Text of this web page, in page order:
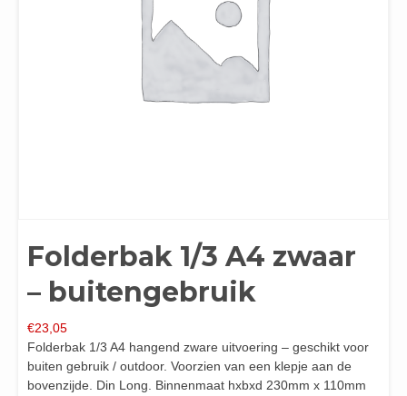
Folderbak 1/3 A4 zwaar
– buitengebruik
€23,05
Folderbak 1/3 A4 hangend zware uitvoering – geschikt voor
buiten gebruik / outdoor. Voorzien van een klepje aan de
bovenzijde. Din Long. Binnenmaat hxbxd 230mm x 110mm